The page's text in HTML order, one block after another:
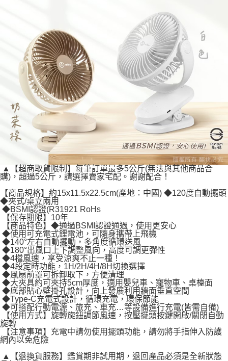
▲【超商取貨限制】每筆訂單最多5公斤(無法與其他商品合
購)，超過5公斤，請選擇賣家宅配。謝謝配合！
【商品規格】約15x11.5x22.5cm(產地：中國) ◆120度自動擺頭
◆夾式/桌立兩用
◆BSMI認證(R31921 RoHs
【保存期限】10年
【商品特色】◆通過BSMI認證通過，使用更安心
◆使用可充電式鋰電池，可隨身攜帶上飛機
◆140°左右自動擺動，多角度循環送風
◆180°出風口上下調整風向，高度可調更彈性
◆4檔風速，享受涼爽不止一種！
◆4段定時功能，1H/2H/4H/8H切換選擇
◆風扇前罩可拆卸取下，方便清理
◆大夾具約可夾持5cm厚度，適用嬰兒車、寵物車、桌檯面
◆底部貼心壁掛孔設計，向上發展利用牆面垂直空間
◆Type-C充電式設計，循環充電，環保節能
◆可搭配行動電源、旅充、車充…等設備進行充電(皆需自備)
【使用方式】旋轉旋鈕調節風速，按壓擺頭按鍵開啟/關閉自動
旋轉
【注意事項】充電中請勿使用擺頭功能，請勿將手指伸入防護
網內以免危險
▲【退換貨服務】鑑賞期非試用期，退回產品必須是全新狀態